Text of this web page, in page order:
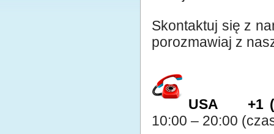
Skontaktuj się z
porozmawiaj z
USA +1
10:00 – 20:00